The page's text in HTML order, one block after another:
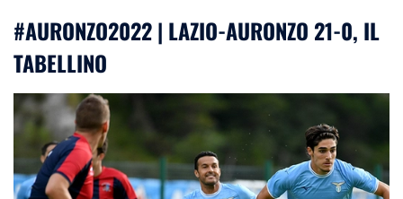
#AURONZO2022 | LAZIO-AURONZO 21-0, IL
TABELLINO